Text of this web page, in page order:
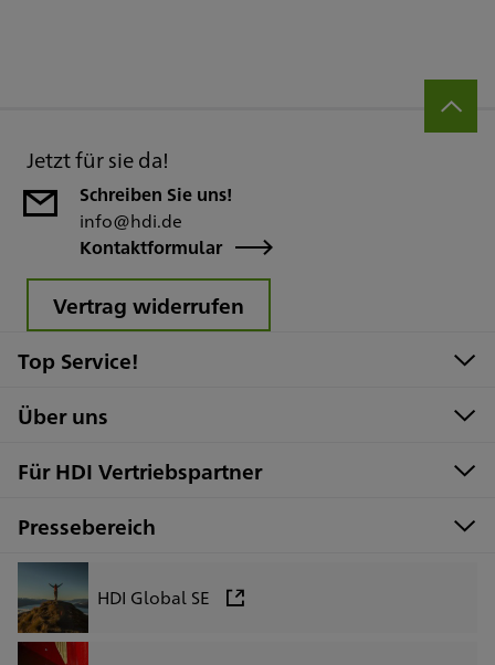
Jetzt für sie da!
Schreiben Sie uns!
info@hdi.de
Kontaktformular
Vertrag widerrufen
Top Service!
Über uns
Für HDI Vertriebspartner
Pressebereich
HDI Global SE